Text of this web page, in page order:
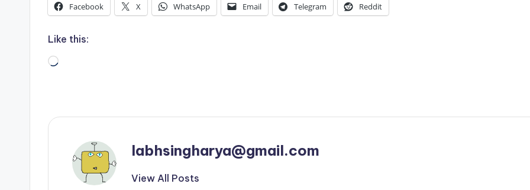
Facebook X WhatsApp Email Telegram Reddit
Like this:
Loading…
labhsingharya@gmail.com
View All Posts